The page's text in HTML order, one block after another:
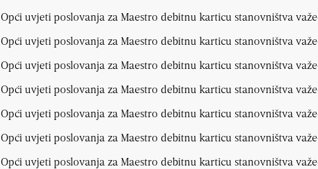
Opći uvjeti poslovanja za Maestro debitnu karticu stanovništva
Opći uvjeti poslovanja za Maestro debitnu karticu stanovništva
Opći uvjeti poslovanja za Maestro debitnu karticu stanovništva
Opći uvjeti poslovanja za Maestro debitnu karticu stanovništva
Opći uvjeti poslovanja za Maestro debitnu karticu stanovništva
Opći uvjeti poslovanja za Maestro debitnu karticu stanovništva
Opći uvjeti poslovanja za Maestro debitnu karticu stanovništva